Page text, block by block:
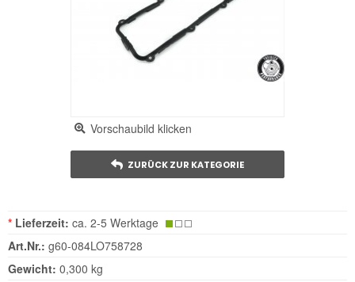
Vorschaubild klicken
ZURÜCK ZUR KATEGORIE
* Lieferzeit: ca. 2-5 Werktage
Art.Nr.: g60-084LO758728
Gewicht: 0,300 kg